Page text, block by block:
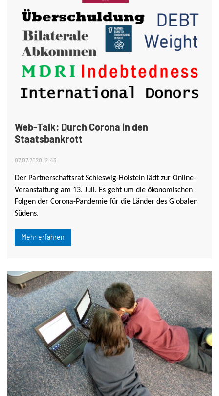
Web-Talk: Durch Corona in den
Staatsbankrott
07.07.2020 12:43
Der Partnerschaftsrat Schleswig-Holstein lädt zur Online-
Veranstaltung am 13. Juli. Es geht um die ökonomischen
Folgen der Corona-Pandemie für die Länder des Globalen
Südens.
Mehr erfahren